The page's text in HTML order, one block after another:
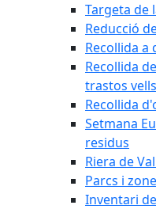
Targeta de
Reducció
Recollida a
Recollida
trastos
Recollida
Setmana
residus
Riera de
Parcs i
Inventari